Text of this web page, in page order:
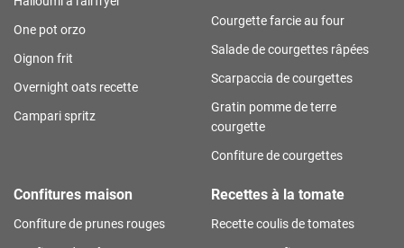
One pot orzo
Oignon frit
Overnight oats recette
Campari spritz
Courgette farcie au four
Salade de courgettes râpées
Scarpaccia de courgettes
Gratin pomme de terre
courgette
Confiture de courgettes
Confitures maison
Confiture de prunes rouges
Recettes à la tomate
Recette coulis de tomates